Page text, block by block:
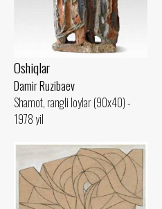
Oshiqlar
Damir Ruzibaev
Shamot, rangli loylar (90x40) -
1978 yil